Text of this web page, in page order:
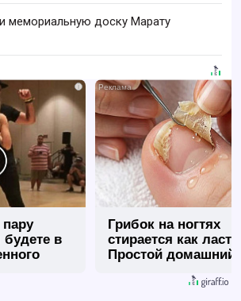
мемориальную доску Марату
i
в
Грибок на ногтях
стирается как
Простой домашний